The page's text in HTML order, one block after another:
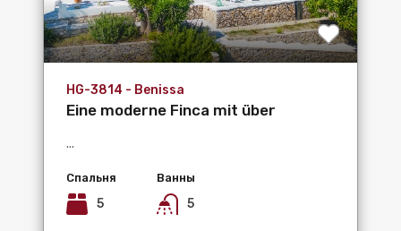
HG-3814 - Benissa
Eine moderne Finca mit über
...
Спальня
5
Ванны
5